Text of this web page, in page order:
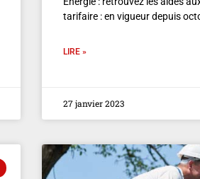
tarifaire : en vigueur depuis
LIRE »
27 janvier 2023